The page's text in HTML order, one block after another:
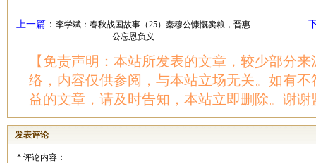
上一篇： 李学斌：春秋战国故事（25）秦穆公慷慨卖粮，晋惠
公忘恩负义
【免责声明：本站所发表的文章，较少部分
络，内容仅供参阅，与本站立场无关。如有
益的文章，请及时告知，本站立即删除。谢谢
发表评论
*评论内容：